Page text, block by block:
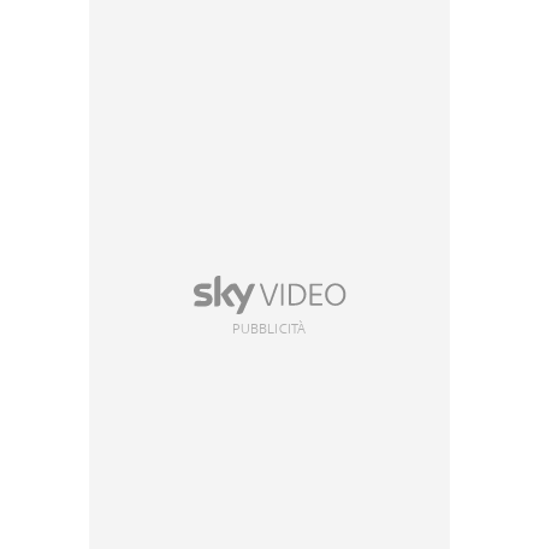
PUBBLICITÀ